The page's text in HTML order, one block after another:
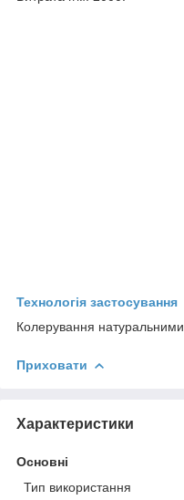
Технологія застосування
Колерування натуральними
Приховати
Характеристики
Основні
Тип використання